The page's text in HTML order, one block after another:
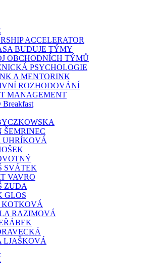
ACCELERATOR
BUDUJE TÝMY
OBCHODNÍCH TÝMŮ
PSYCHOLOGIE
A MENTORINK
ROZHODOVÁNÍ
MANAGEMENT
ŠEMRINEC
UHRÍKOVÁ
SVÁTEK
VAVRO
ZUDA
GLOS
RAZIMOVÁ
LJAŠKOVÁ